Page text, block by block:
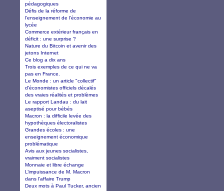
pédagogiques
Défis de la réforme de
l’enseignement de l’économie au
lycée
Commerce extérieur français en
déficit : une surprise ?
Nature du Bitcoin et avenir des
jetons Internet
Ce blog a dix ans
Trois exemples de ce qui ne va
pas en France.
Le Monde : un article "collectif"
d'économistes officiels décalés
des vraies réalités et problèmes
Le rapport Landau : du lait
aseptisé pour bébés
Macron : la difficile levée des
hypothèques électoralistes
Grandes écoles : une
enseignement économique
problématique
Avis aux jeunes socialistes,
vraiment socialistes
Monnaie et libre échange
L’impuissance de M. Macron
dans l’affaire Trump
Deux mots à Paul Tucker, ancien